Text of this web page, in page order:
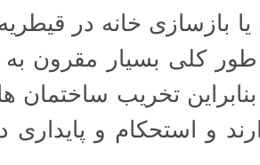
یا بازسازی خانه در
طور کلی بسیار مقرون
تخریب
و استحکام و پایداری